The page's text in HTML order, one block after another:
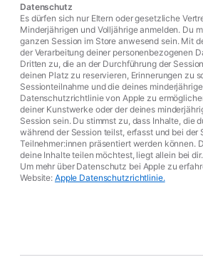
Datenschutz
Es dürfen sich nur Eltern oder gesetzliche
Minderjährigen und Volljährige anmelden. Du
ganzen Session im Store anwesend sein. Mit
der Verarbeitung deiner personenbezogenen
Dritten zu, die an der Durchführung der
deinen Platz zu reservieren, Erinnerungen zu
Sessionteilnahme und die deines
Datenschutzrichtlinie von Apple zu
deiner Kunstwerke oder der deines
Session sein. Du stimmst zu, dass Inhalte, die
während der Session teilst, erfasst und bei der
Teilnehmer:innen präsentiert werden können.
deine Inhalte teilen möchtest, liegt allein bei dir.
Um mehr über Datenschutz bei Apple zu
Website: Apple Datenschutzrichtlinie.